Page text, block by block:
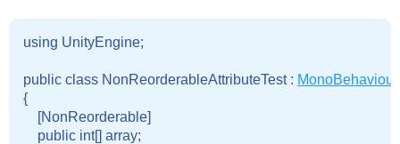
using UnityEngine;
public class NonReorderableAttributeTest : MonoBehaviour
{
    [NonReorderable]
    public int[] array;